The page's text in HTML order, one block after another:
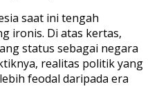
saat ini tengah
ironis. Di atas kertas,
status sebagai negara
realitas politik yang
feodal daripada era